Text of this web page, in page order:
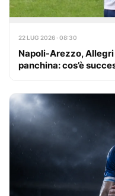
22 LUG 2026 · 08:30
Napoli-Arezzo,
panchina: cos’è